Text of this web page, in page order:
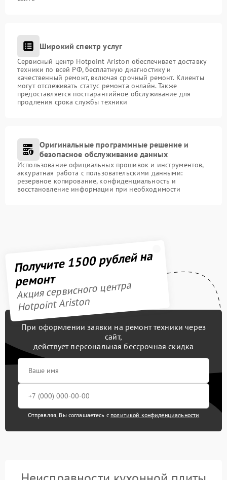
Широкий спектр услуг
Сервисный центр Hotpoint Ariston обеспечивает доставку
техники по всей РФ, бесплатную диагностику и
качественный ремонт, включая срочный ремонт. Клиенты
могут отслеживать статус ремонта онлайн. Также
предоставляется постгарантийное обслуживание для
продления срока службы техники
Оригинальные программные решение и
безопасное обслуживание данных
Использование официальных прошивок и инструментов,
аккуратная работа с пользовательскими данными:
резервное копирование, конфиденциальность и
восстановление информации при необходимости
Получите 1500 рублей на
ремонт
Акция сервисного центра
Hotpoint Ariston
При оформлении заявки на ремонт техники через
сайт,
действует персональная бессрочная скидка
Отправляя, Вы соглашаетесь с политикой конфиденциальности